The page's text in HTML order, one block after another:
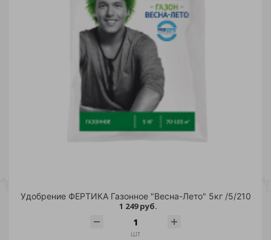
Удобрение ФЕРТИКА Газонное "Весна-Лето" 5кг /5/210
1 249 руб.
шт